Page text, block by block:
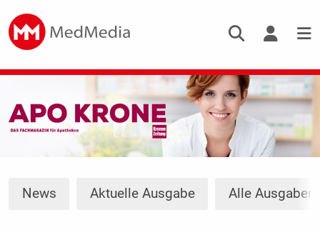
News Aktuelle Ausgabe Alle Ausgaben